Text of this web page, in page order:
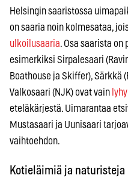
Helsingin saaristossa
on saaria noin kolmesataa,
ulkoilusaaria. Osa saarista
esimerkiksi Sirpalesaari
Boathouse ja Skiffer), Särkkä
Valkosaari (NJK) ovat vain
eteläkärjestä. Uimarantaa
Mustasaari ja Uunisaari
vaihtoehdon.
Kotieläimiä ja naturisteja